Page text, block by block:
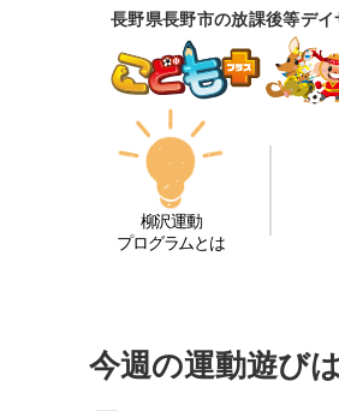
長野県長野市の放課後等デ
柳沢運動
プログラムとは
今週の運動遊び